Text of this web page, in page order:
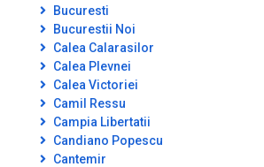
Bucuresti
Bucurestii Noi
Calea Calarasilor
Calea Plevnei
Calea Victoriei
Camil Ressu
Campia Libertatii
Candiano Popescu
Cantemir